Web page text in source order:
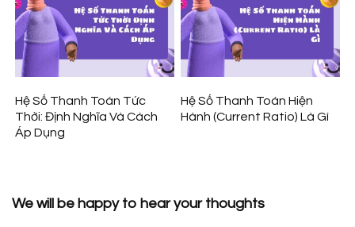
Hệ Số Thanh Toán Tức
Thời: Định Nghĩa Và Cách
Áp Dụng
Hệ Số Thanh Toán Hiện
Hành (Current Ratio) Là Gì
We will be happy to hear your thoughts